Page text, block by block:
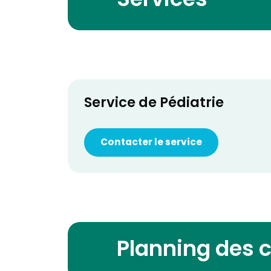
Service de Pédiatrie
Contacter le service
Planning des